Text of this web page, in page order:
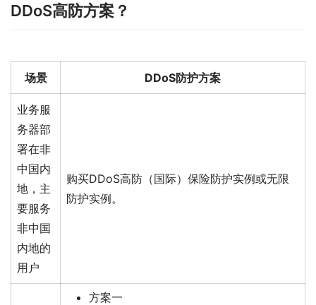
DDoS高防方案？
场景 DDoS防护方案
业务服
务器部
署在非
中国内
地，主
要服务
非中国
内地的
用户
购买DDoS高防（国际）保险防护实例或无限
防护实例。
方案一